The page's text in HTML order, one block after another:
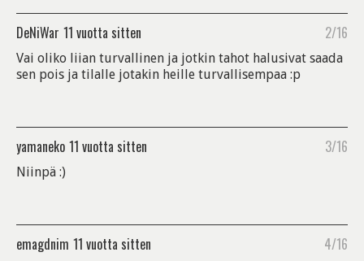
DeNiWar 11 vuotta sitten 2/16
Vai oliko liian turvallinen ja jotkin tahot halusivat saada
sen pois ja tilalle jotakin heille turvallisempaa :p
yamaneko 11 vuotta sitten 3/16
Niinpä :)
emagdnim 11 vuotta sitten 4/16